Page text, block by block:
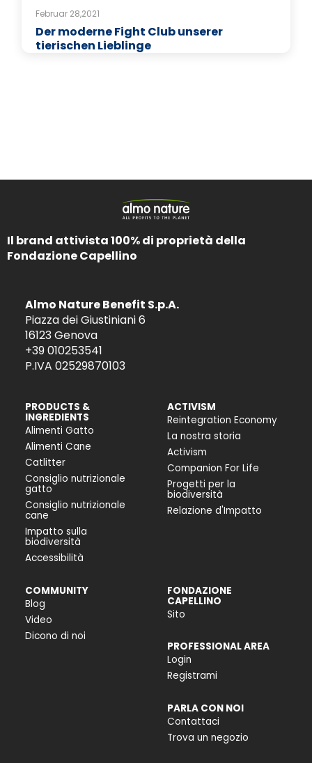
Februar 28,2021
Der moderne Fight Club unserer
tierischen Lieblinge
Il brand attivista 100% di proprietà della
Fondazione Capellino
Almo Nature Benefit S.p.A.
Piazza dei Giustiniani 6
16123 Genova
+39 010253541
P.IVA 02529870103
PRODUCTS &
INGREDIENTS
Alimenti Gatto
Alimenti Cane
Catlitter
Consiglio nutrizionale
gatto
Consiglio nutrizionale
cane
Impatto sulla
biodiversità
Accessibilità
ACTIVISM
Reintegration Economy
La nostra storia
Activism
Companion For Life
Progetti per la
biodiversità
Relazione d'Impatto
COMMUNITY
Blog
Video
Dicono di noi
FONDAZIONE
CAPELLINO
Sito
PROFESSIONAL AREA
Login
Registrami
PARLA CON NOI
Contattaci
Trova un negozio